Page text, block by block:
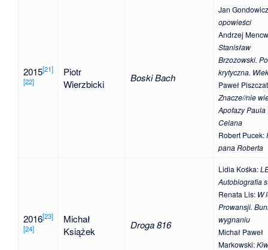
2015[21]
[22]
Piotr
Wierzbicki
Boski Bach
Jan Gondowicz
opowieści
Andrzej
Stanisław
Brzozowski.
krytyczna.
Paweł
Znacze//nie
Apofazy Paula
Celana
Robert Pucek:
pana Roberta
2016[23]
[24]
Michał
Książek
Droga 816
Lidia Kośka:
Autobiografia
Renata Lis: W
Prowansji.
wygnaniu
Michał Paweł
Markowski: